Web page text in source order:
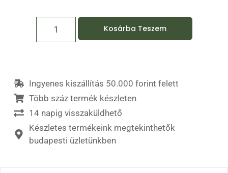
Kosárba Teszem
Ingyenes kiszállítás 50.000 forint felett
Több száz termék készleten
14 napig visszaküldhető
Készletes termékeink megtekinthetők
budapesti üzletünkben